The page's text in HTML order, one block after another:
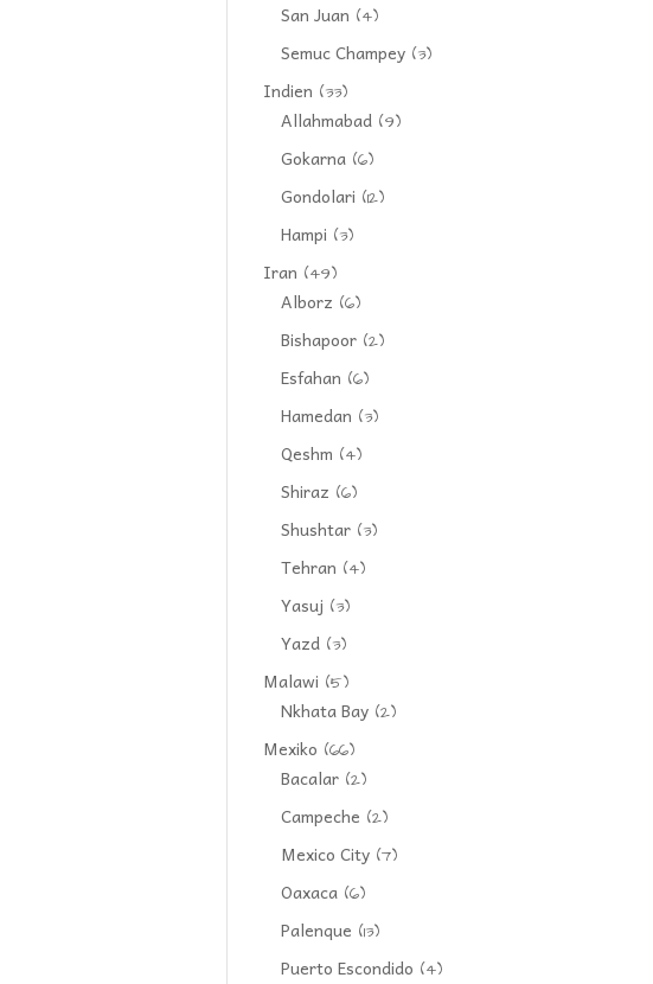
San Juan (4)
Semuc Champey (3)
Indien (33)
Allahmabad (9)
Gokarna (6)
Gondolari (12)
Hampi (3)
Iran (49)
Alborz (6)
Bishapoor (2)
Esfahan (6)
Hamedan (3)
Qeshm (4)
Shiraz (6)
Shushtar (3)
Tehran (4)
Yasuj (3)
Yazd (3)
Malawi (5)
Nkhata Bay (2)
Mexiko (66)
Bacalar (2)
Campeche (2)
Mexico City (7)
Oaxaca (6)
Palenque (13)
Puerto Escondido (4)